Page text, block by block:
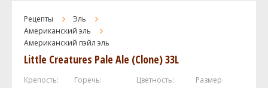
Дрожжи
Wyeast - Irish Ale 1084
Посмотреть рецепт полностью
Рецепты
Эль
Американский эль
Американский пэйл эль
Little Creatures Pale Ale (Clone) 33L
Крепость: Горечь: Цветность: Размер